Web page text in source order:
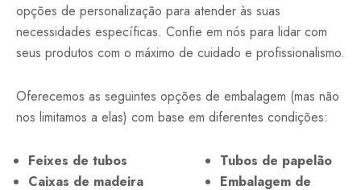
opções de personalização para atender às suas
necessidades específicas. Confie em nós para lidar com
seus produtos com o máximo de cuidado e profissionalismo.
Oferecemos as seguintes opções de embalagem (mas não
nos limitamos a elas) com base em diferentes condições:
Feixes de tubos
Caixas de madeira
Tubos de papelão
Embalagem de